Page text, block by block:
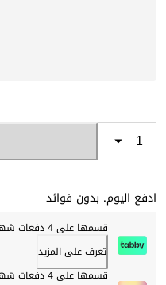
ادفع اليوم. بدون فوائد
قسمها على 4 دفعات شهرية بقيمة
تعرف على المزيد
قسمها على 4 دفعات شهرية بقيمة